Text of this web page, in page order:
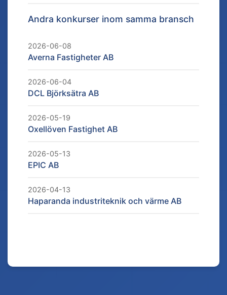
Andra konkurser inom samma bransch
2026-06-08
Averna Fastigheter AB
2026-06-04
DCL Björksätra AB
2026-05-19
Oxellöven Fastighet AB
2026-05-13
EPIC AB
2026-04-13
Haparanda industriteknik och värme AB